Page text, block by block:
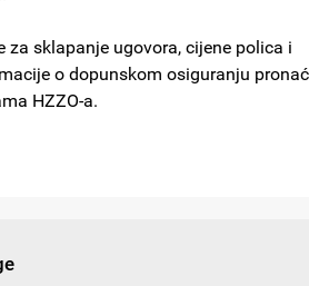
za sklapanje ugovora, cijene polica i
o dopunskom osiguranju
HZZO-a.